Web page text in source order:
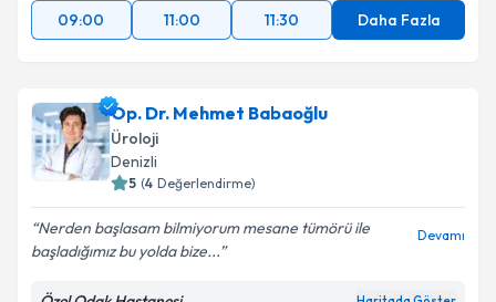
09:00
11:00 11:30 Daha Fazla
Op. Dr. Mehmet Babaoğlu
Üroloji
Denizli
5 (4 Değerlendirme)
Nerden başlasam bilmiyorum mesane tümörü ile
başladığımız bu yolda bize...
Devamı